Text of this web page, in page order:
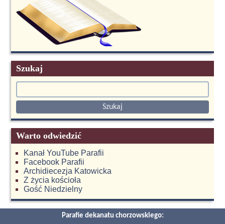
Szukaj
Warto odwiedzić
Kanał YouTube Parafii
Facebook Parafii
Archidiecezja Katowicka
Z życia kościoła
Gość Niedzielny
Parafie dekanatu chorzowskiego: